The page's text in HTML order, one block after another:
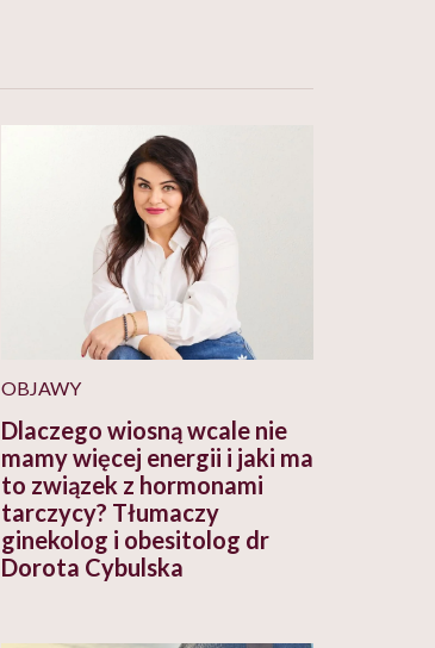
OBJAWY
Dlaczego wiosną wcale nie
mamy więcej energii i jaki ma
to związek z hormonami
tarczycy? Tłumaczy
ginekolog i obesitolog dr
Dorota Cybulska